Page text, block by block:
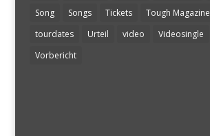
Song
Songs Tickets Tough Magazine
tourdates
Urteil video Videosingle
Vorbericht